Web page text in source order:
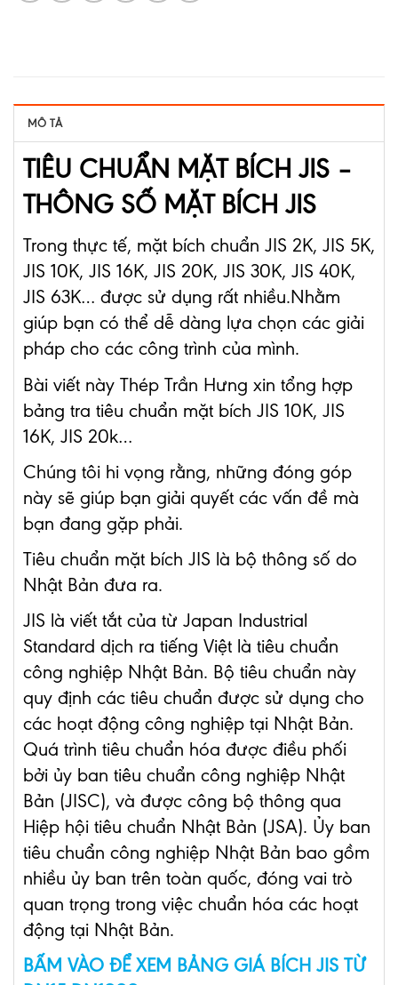
MÔ TẢ
TIÊU CHUẨN MẶT BÍCH JIS –
THÔNG SỐ MẶT BÍCH JIS
Trong thực tế, mặt bích chuẩn JIS 2K, JIS 5K,
JIS 10K, JIS 16K, JIS 20K, JIS 30K, JIS 40K,
JIS 63K… được sử dụng rất nhiều.Nhằm
giúp bạn có thể dễ dàng lựa chọn các giải
pháp cho các công trình của mình.
Bài viết này Thép Trần Hưng xin tổng hợp
bảng tra tiêu chuẩn mặt bích JIS 10K, JIS
16K, JIS 20k…
Chúng tôi hi vọng rằng, những đóng góp
này sẽ giúp bạn giải quyết các vấn đề mà
bạn đang gặp phải.
Tiêu chuẩn mặt bích JIS là bộ thông số do
Nhật Bản đưa ra.
JIS là viết tắt của từ Japan Industrial
Standard dịch ra tiếng Việt là tiêu chuẩn
công nghiệp Nhật Bản. Bộ tiêu chuẩn này
quy định các tiêu chuẩn được sử dụng cho
các hoạt động công nghiệp tại Nhật Bản.
Quá trình tiêu chuẩn hóa được điều phối
bởi ủy ban tiêu chuẩn công nghiệp Nhật
Bản (JISC), và được công bộ thông qua
Hiệp hội tiêu chuẩn Nhật Bản (JSA). Ủy ban
tiêu chuẩn công nghiệp Nhật Bản bao gồm
nhiều ủy ban trên toàn quốc, đóng vai trò
quan trọng trong việc chuẩn hóa các hoạt
động tại Nhật Bản.
BẤM VÀO ĐỂ XEM BẢNG GIÁ BÍCH JIS TỪ